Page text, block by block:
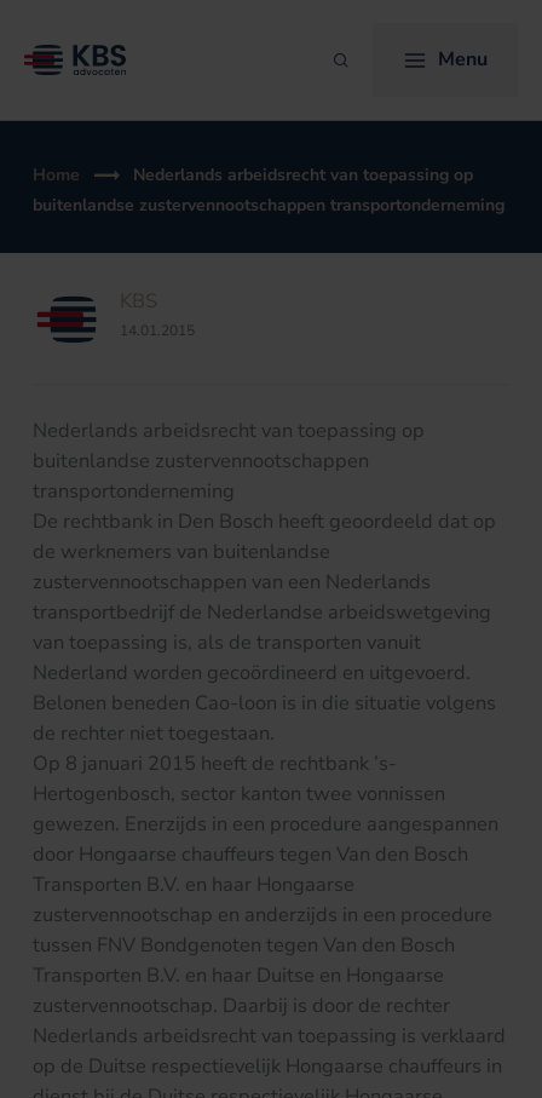
naar
Zoeken Menu
Home
Nederlands arbeidsrecht van toepassing op
buitenlandse zustervennootschappen transportonderneming
KBS
14.01.2015
Nederlands arbeidsrecht van toepassing op
buitenlandse zustervennootschappen
transportonderneming
De rechtbank in Den Bosch heeft geoordeeld dat op
de werknemers van buitenlandse
zustervennootschappen van een Nederlands
transportbedrijf de Nederlandse arbeidswetgeving
van toepassing is, als de transporten vanuit
Nederland worden gecoördineerd en uitgevoerd.
Belonen beneden Cao-loon is in die situatie volgens
de rechter niet toegestaan.
Op 8 januari 2015 heeft de rechtbank ’s-
Hertogenbosch, sector kanton twee vonnissen
gewezen. Enerzijds in een procedure aangespannen
door Hongaarse chauffeurs tegen Van den Bosch
Transporten B.V. en haar Hongaarse
zustervennootschap en anderzijds in een procedure
tussen FNV Bondgenoten tegen Van den Bosch
Transporten B.V. en haar Duitse en Hongaarse
zustervennootschap. Daarbij is door de rechter
Nederlands arbeidsrecht van toepassing is verklaard
op de Duitse respectievelijk Hongaarse chauffeurs in